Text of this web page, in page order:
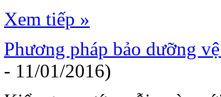
Xem tiếp »
Phương pháp bảo dưỡng
- 11/01/2016)